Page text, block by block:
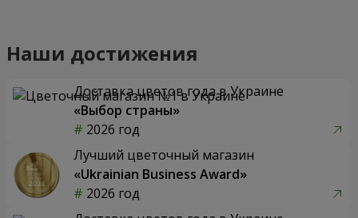
Наши достижения
Доставка цветов года в Украине
«Выбор страны»
2026 год
Лучший цветочный магазин
«Ukrainian Business Award»
2026 год